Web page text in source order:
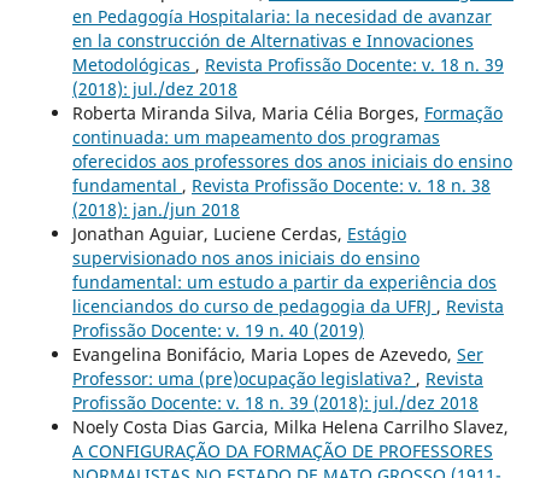
en Pedagogía Hospitalaria: la necesidad de avanzar
en la construcción de Alternativas e Innovaciones
Metodológicas , Revista Profissão Docente: v. 18 n. 39
(2018): jul./dez 2018
Roberta Miranda Silva, Maria Célia Borges, Formação
continuada: um mapeamento dos programas
oferecidos aos professores dos anos iniciais do ensino
fundamental , Revista Profissão Docente: v. 18 n. 38
(2018): jan./jun 2018
Jonathan Aguiar, Luciene Cerdas, Estágio
supervisionado nos anos iniciais do ensino
fundamental: um estudo a partir da experiência dos
licenciandos do curso de pedagogia da UFRJ , Revista
Profissão Docente: v. 19 n. 40 (2019)
Evangelina Bonifácio, Maria Lopes de Azevedo, Ser
Professor: uma (pre)ocupação legislativa? , Revista
Profissão Docente: v. 18 n. 39 (2018): jul./dez 2018
Noely Costa Dias Garcia, Milka Helena Carrilho Slavez,
A CONFIGURAÇÃO DA FORMAÇÃO DE PROFESSORES